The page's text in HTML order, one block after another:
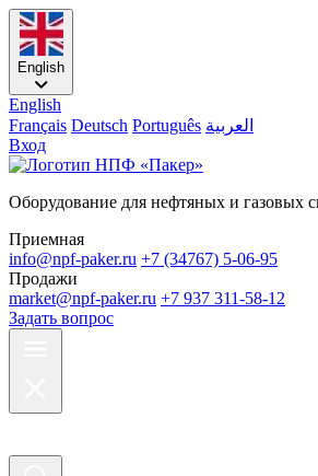
English
English
Français Deutsch Português العربية
Вход
Оборудование для нефтяных и газовых
Приемная
info@npf-paker.ru +7 (34767) 5-06-95
Продажи
market@npf-paker.ru +7 937 311-58-12
Задать вопрос